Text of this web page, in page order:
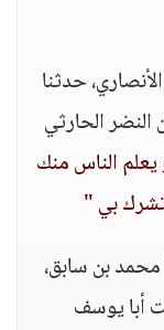
حدثنا
الحارثي
الناس منك
تشرك بي "
محمد بن سابق،
أبا يوسف